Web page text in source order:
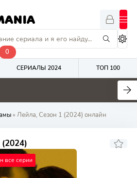
0
СЕРИАЛЫ 2024 ТОП 100
» Лейла, Сезон 1 (2024) онлайн
все серии